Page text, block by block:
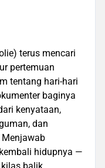
terus mencari
pertemuan
tentang hari-hari
baginya
kenyataan,
dan
Menjawab
hidupnya —